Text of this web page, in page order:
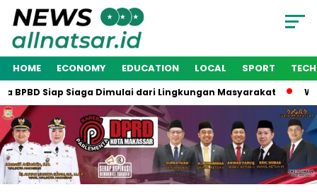
HOME ECONOMY EDUCATION LOCAL SPORT
Siap Siaga Dimulai dari Lingkungan Masyarakat Wakil